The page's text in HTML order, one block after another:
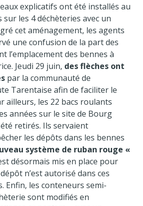
explicatifs ont été installés au
sur les 4 déchèteries avec un
cet aménagement, les agents
une confusion de la part des
l’emplacement des bennes à
Jeudi 29 juin, des flèches ont
par la communauté de
Tarentaise afin de faciliter le
ailleurs, les 22 bacs roulants
années sur le site de Bourg
retirés. Ils servaient
les dépôts dans les bennes
système de ruban rouge «
désormais mis en place pour
n’est autorisé dans ces
Enfin, les conteneurs semi-
sont modifiés en